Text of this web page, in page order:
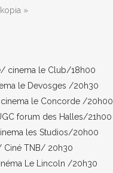
»
cinema le Club/18h00
le Devosges /20h30
le Concorde /20h00
forum des Halles/21h00
les Studios/20h00
Ciné TNB/ 20h30
Le Lincoln /20h30